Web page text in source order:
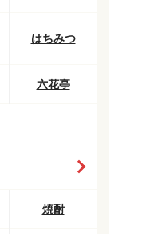
はちみつ
六花亭
焼酎